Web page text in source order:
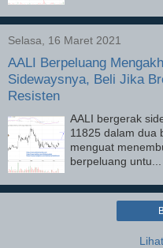
Selasa, 16 Maret 2021
AALI Berpeluang
Sidewaysnya, Beli Jika
Resisten
AALI bergerak
11825 dalam dua
menguat
berpeluang untu...